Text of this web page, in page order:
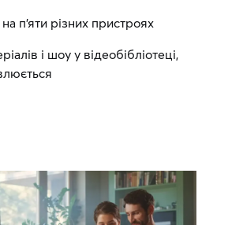
п'яти різних пристроях
і шоу у відеобібліотеці,